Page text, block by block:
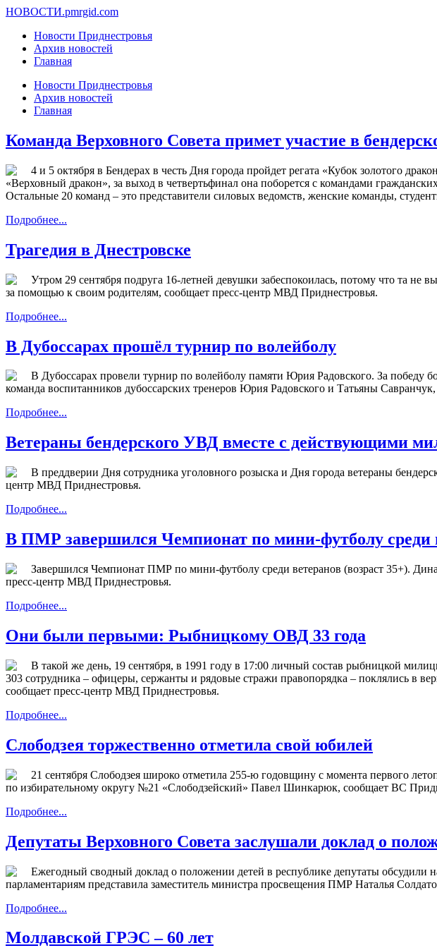
НОВОСТИ.pmrgid.com
Новости Приднестровья
Архив новостей
Главная
Новости Приднестровья
Архив новостей
Главная
Команда Верховного Совета примет участие в
4 и 5 октября в Бендерах в честь Дня города пройдет регата «Кубок золотого
«Верховный дракон», за выход в четвертьфинал она поборется с командами
Остальные 20 команд – это представители силовых ведомств, женские команды,
Подробнее...
Трагедия в Днестровске
Утром 29 сентября подруга 16-летней девушки забеспокоилась, потому что та не
за помощью к своим родителям, сообщает пресс-центр МВД Приднестровья.
Подробнее...
В Дубоссарах прошёл турнир по волейболу
В Дубоссарах провели турнир по волейболу памяти Юрия Радовского. За
команда воспитанников дубоссарских тренеров Юрия Радовского и Татьяны
Подробнее...
Ветераны бендерского УВД вместе с действующими
В преддверии Дня сотрудника уголовного розыска и Дня города ветераны
центр МВД Приднестровья.
Подробнее...
В ПМР завершился Чемпионат по мини-футболу среди
Завершился Чемпионат ПМР по мини-футболу среди ветеранов (возраст 35+).
пресс-центр МВД Приднестровья.
Подробнее...
Они были первыми: Рыбницкому ОВД 33 года
В такой же день, 19 сентября, в 1991 году в 17:00 личный состав рыбницкой
303 сотрудника – офицеры, сержанты и рядовые стражи правопорядка – поклялись в
сообщает пресс-центр МВД Приднестровья.
Подробнее...
Слободзея торжественно отметила свой юбилей
21 сентября Слободзея широко отметила 255-ю годовщину с момента первого
по избирательному округу №21 «Слободзейский» Павел Шинкарюк, сообщает ВС
Подробнее...
Депутаты Верховного Совета заслушали доклад о
Ежегодный сводный доклад о положении детей в республике депутаты
парламентариям представила заместитель министра просвещения ПМР Наталья
Подробнее...
Молдавской ГРЭС – 60 лет